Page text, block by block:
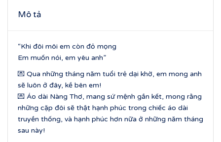
Mô tả
“Khi đôi môi em còn đỏ mọng
Em muốn nói, em yêu anh”
💌 Qua những tháng năm tuổi trẻ dại khờ, em mong anh
sẽ luôn ở đây, kề bên em!
💌 Áo dài Nàng Thơ, mang sứ mệnh gắn kết, mong rằng
những cặp đôi sẽ thật hạnh phúc trong chiếc áo dài
truyền thống, và hạnh phúc hơn nữa ở những năm tháng
sau này!